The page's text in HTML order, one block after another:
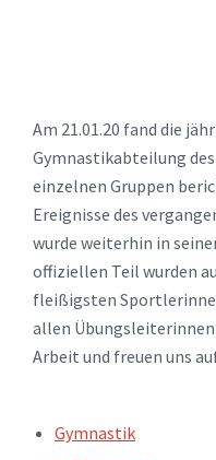
Am 21.01.20 fand die
Gymnastikabteilung
einzelnen Gruppen
Ereignisse des
wurde weiterhin in
offiziellen Teil wurden
fleißigsten
allen
Arbeit und freuen uns
TAGS:Gymnastik